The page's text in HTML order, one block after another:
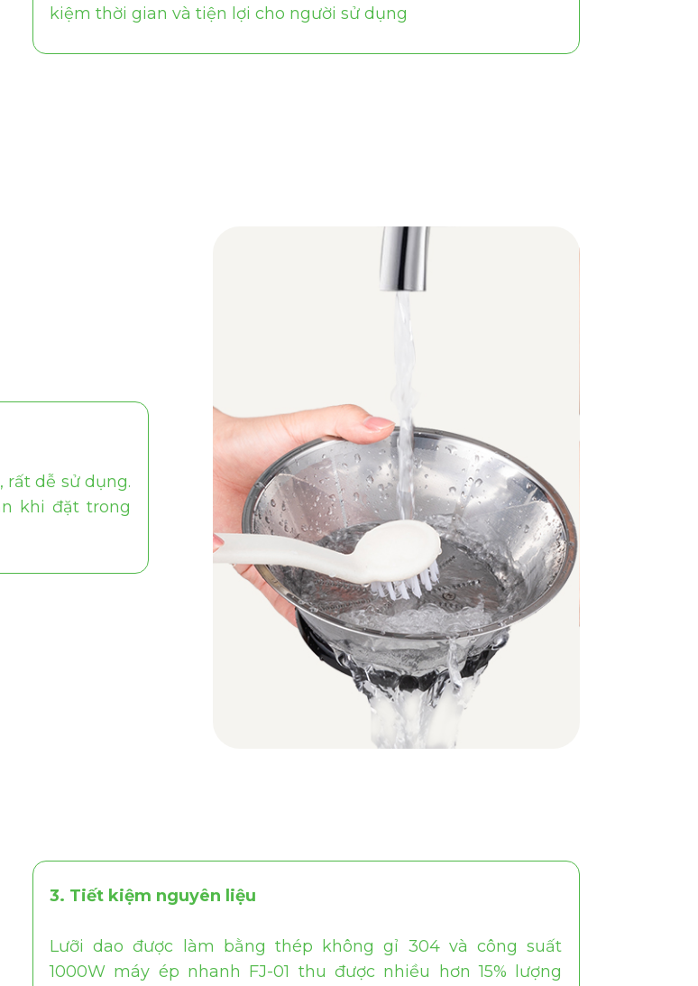
3. Tiết kiệm nguyên liệu
Lưỡi dao được làm bằng thép không gỉ 304 và công suất
1000W máy ép nhanh FJ-01 thu được nhiều hơn 15% lượng
kiệm thời gian và tiện lợi cho người sử dụng
rất dễ sử dụng.
khi đặt trong